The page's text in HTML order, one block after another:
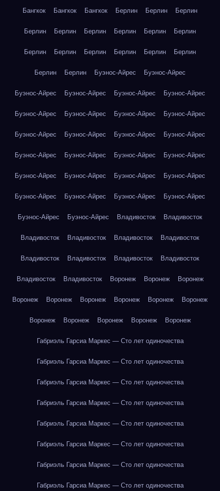
Бангкок Бангкок Бангкок Берлин Берлин Берлин
Берлин Берлин Берлин Берлин Берлин Берлин
Берлин Берлин Берлин Берлин Берлин Берлин
Берлин Берлин Буэнос-Айрес Буэнос-Айрес
Буэнос-Айрес Буэнос-Айрес Буэнос-Айрес Буэнос-Айрес
Буэнос-Айрес Буэнос-Айрес Буэнос-Айрес Буэнос-Айрес
Буэнос-Айрес Буэнос-Айрес Буэнос-Айрес Буэнос-Айрес
Буэнос-Айрес Буэнос-Айрес Буэнос-Айрес Буэнос-Айрес
Буэнос-Айрес Буэнос-Айрес Буэнос-Айрес Буэнос-Айрес
Буэнос-Айрес Буэнос-Айрес Буэнос-Айрес Буэнос-Айрес
Буэнос-Айрес Буэнос-Айрес Владивосток Владивосток
Владивосток Владивосток Владивосток Владивосток
Владивосток Владивосток Владивосток Владивосток
Владивосток Владивосток Воронеж Воронеж Воронеж
Воронеж Воронеж Воронеж Воронеж Воронеж Воронеж
Воронеж Воронеж Воронеж Воронеж Воронеж
Габриэль Гарсиа Маркес — Сто лет одиночества
Габриэль Гарсиа Маркес — Сто лет одиночества
Габриэль Гарсиа Маркес — Сто лет одиночества
Габриэль Гарсиа Маркес — Сто лет одиночества
Габриэль Гарсиа Маркес — Сто лет одиночества
Габриэль Гарсиа Маркес — Сто лет одиночества
Габриэль Гарсиа Маркес — Сто лет одиночества
Габриэль Гарсиа Маркес — Сто лет одиночества